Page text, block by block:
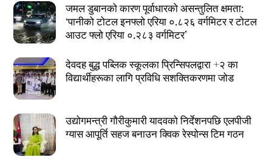
जमल डुबानको कारण पूर्वाधारको असन्तुलित क्षमता:
‘पानीको टोटल इनफ्लो एरिया ०.८२६ वर्गमिटर र टोटल
आउट फ्लो एरिया ०.२८३ वर्गमिटर’
देवदह बुद्ध पब्लिक स्कूलका प्रिन्सिपलद्वारा +२ का
विद्यार्थीहरूका लागि प्रविधि सशक्तिकरणमा जोड
उद्योगमन्त्री गौरीकुमारी यादवको निर्देशनपछि एलपीजी
ग्यास आपूर्ति सहज बनाउन क्विक रेस्पोन्स टिम गठन